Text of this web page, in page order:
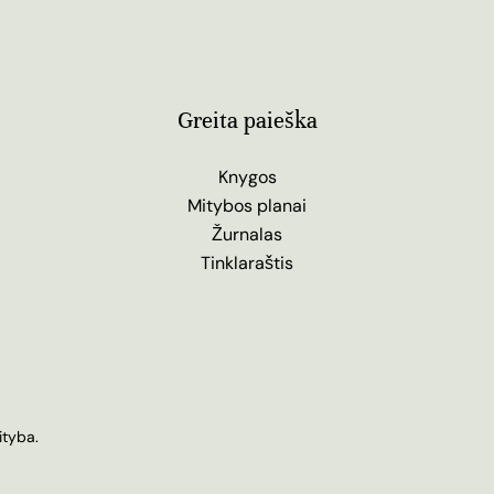
Greita paieška
Knygos
Mitybos planai
Žurnalas
Tinklaraštis